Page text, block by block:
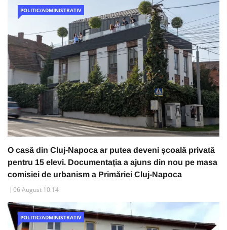
POLITIC/ADMINISTRATIV
O casă din Cluj-Napoca ar putea deveni școală privată
pentru 15 elevi. Documentația a ajuns din nou pe masa
comisiei de urbanism a Primăriei Cluj-Napoca
06 August 10:14
POLITIC/ADMINISTRATIV